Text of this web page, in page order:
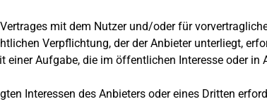
mit dem Nutzer und/oder für
Verpflichtung, der der Anbieter unterliegt,
Aufgabe, die im öffentlichen Interesse oder in
Interessen des Anbieters oder eines Dritten